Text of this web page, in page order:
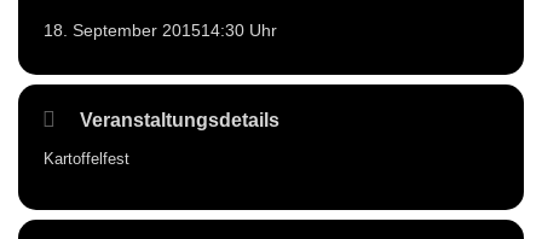
18. September 201514:30 Uhr
Veranstaltungsdetails
Kartoffelfest